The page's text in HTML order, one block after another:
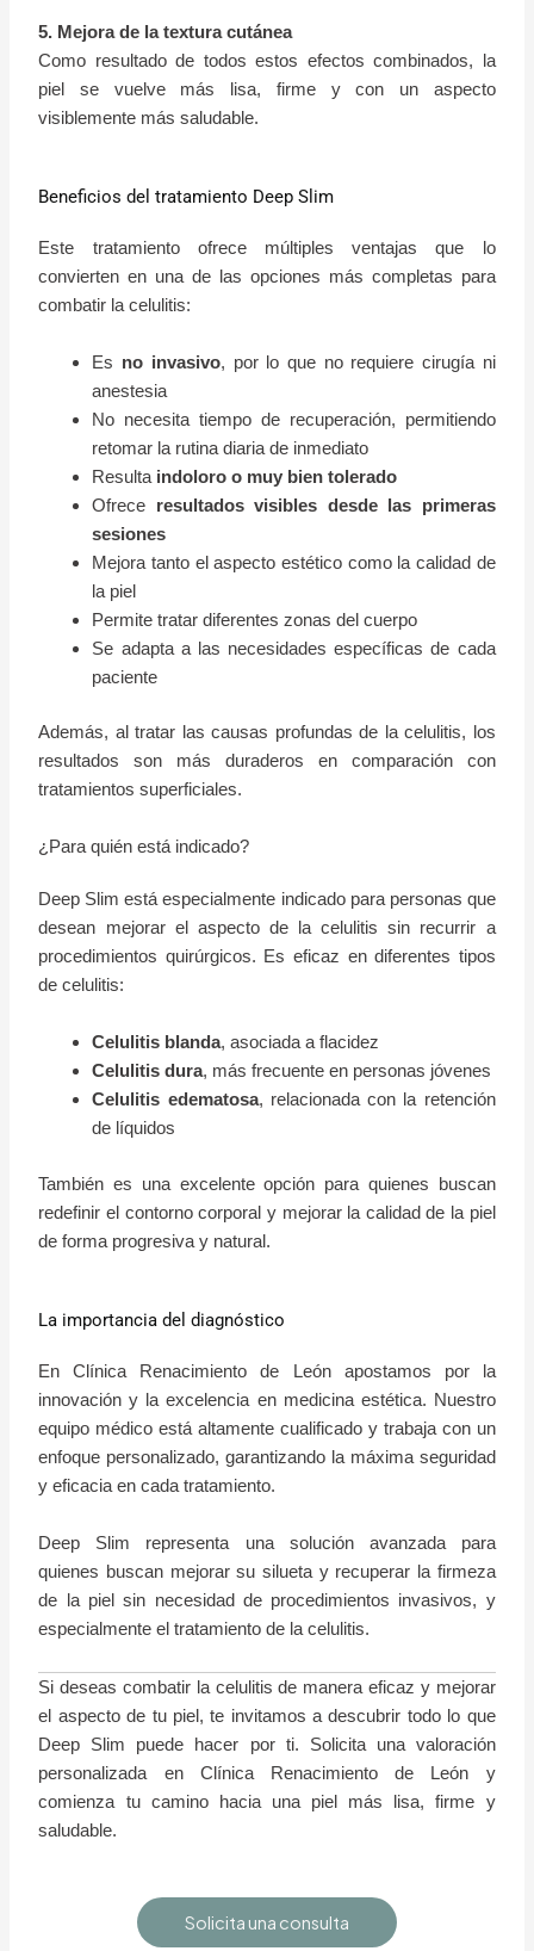
5. Mejora de la textura cutánea
Como resultado de todos estos efectos combinados, la
piel se vuelve más lisa, firme y con un aspecto
visiblemente más saludable.
Beneficios del tratamiento Deep Slim
Este tratamiento ofrece múltiples ventajas que lo
convierten en una de las opciones más completas para
combatir la celulitis:
Es no invasivo, por lo que no requiere cirugía ni
anestesia
No necesita tiempo de recuperación, permitiendo
retomar la rutina diaria de inmediato
Resulta indoloro o muy bien tolerado
Ofrece resultados visibles desde las primeras
sesiones
Mejora tanto el aspecto estético como la calidad de
la piel
Permite tratar diferentes zonas del cuerpo
Se adapta a las necesidades específicas de cada
paciente
Además, al tratar las causas profundas de la celulitis, los
resultados son más duraderos en comparación con
tratamientos superficiales.
¿Para quién está indicado?
Deep Slim está especialmente indicado para personas que
desean mejorar el aspecto de la celulitis sin recurrir a
procedimientos quirúrgicos. Es eficaz en diferentes tipos
de celulitis:
Celulitis blanda, asociada a flacidez
Celulitis dura, más frecuente en personas jóvenes
Celulitis edematosa, relacionada con la retención
de líquidos
También es una excelente opción para quienes buscan
redefinir el contorno corporal y mejorar la calidad de la piel
de forma progresiva y natural.
La importancia del diagnóstico
En Clínica Renacimiento de León apostamos por la
innovación y la excelencia en medicina estética. Nuestro
equipo médico está altamente cualificado y trabaja con un
enfoque personalizado, garantizando la máxima seguridad
y eficacia en cada tratamiento.
Deep Slim representa una solución avanzada para
quienes buscan mejorar su silueta y recuperar la firmeza
de la piel sin necesidad de procedimientos invasivos, y
especialmente el tratamiento de la celulitis.
Si deseas combatir la celulitis de manera eficaz y mejorar
el aspecto de tu piel, te invitamos a descubrir todo lo que
Deep Slim puede hacer por ti. Solicita una valoración
personalizada en Clínica Renacimiento de León y
comienza tu camino hacia una piel más lisa, firme y
saludable.
Solicita una consulta